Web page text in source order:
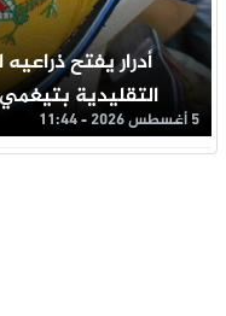
أدرار يفتح
التقليدية
5 أغسطس 2026 - 11:44